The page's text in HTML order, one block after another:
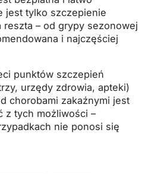
jest tylko szczepienie
reszta – od grypy sezonowej
i najczęściej
punktów szczepień
urzędy zdrowia, apteki)
chorobami zakaźnymi jest
z tych możliwości –
nie ponosi się